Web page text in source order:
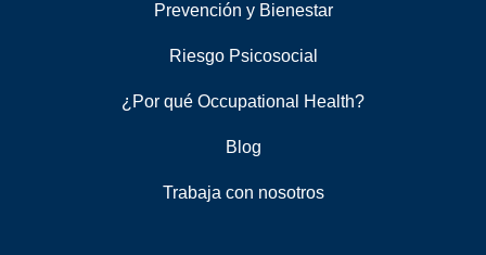
Prevención y Bienestar
Riesgo Psicosocial
¿Por qué Occupational Health?
Blog
Trabaja con nosotros